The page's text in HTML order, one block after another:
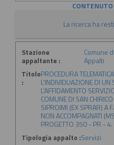
La ricerca ha
Stazione
appaltante :
Comune
Appalti
Titolo
:
PROCEDURA
L'INDIVIDUAZIONE DI UN
L'AFFIDAMENTO
COMUNE DI SAN
SIPROIMI (EX SPRAR) A
NON ACCOMPAGNATI
PROGETTO 350 - PR - 4.
Tipologia appalto :Servizi